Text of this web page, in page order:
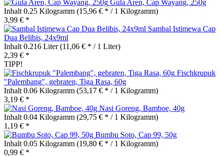
Gula Aren, Cap Wayang, 250g
Inhalt 0.25 Kilogramm (15,96 € * / 1 Kilogramm)
3,99 € *
Sambal Istimewa Cap
Dua Belibis, 24x9ml
Inhalt 0.216 Liter(11,06 € * / 1 Liter)
2,39 € *
TIPP!
Fischkrupuk
"Palembang", gebraten, Tiga Rasa, 60g
Inhalt 0.06 Kilogramm (53,17 € * / 1 Kilogramm)
3,19 € *
Nasi Goreng, Bamboe, 40g
Inhalt 0.04 Kilogramm (29,75 € * / 1 Kilogramm)
1,19 € *
Bumbu Soto, Cap 99, 50g
Inhalt 0.05 Kilogramm (19,80 € * / 1 Kilogramm)
0,99 € *